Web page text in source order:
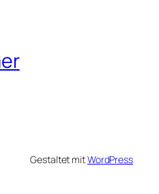
Gestaltet mitWordPress